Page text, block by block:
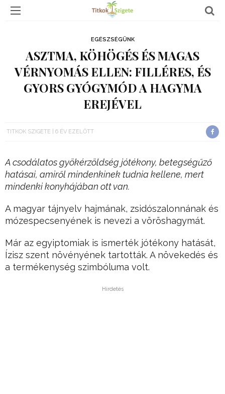
EGÉSZSÉGÜNK
ASZTMA, KÖHÖGÉS ÉS MAGAS
VÉRNYOMÁS ELLEN: FILLÉRES, ÉS
GYORS GYÓGYMÓD A HAGYMA
EREJÉVEL
TITKOK SZIGETE 6 ÉV EZELŐTT
A csodálatos gyökérzöldség jótékony, betegségűző
hatásai, amiről mindenkinek tudnia kellene, mert
mindenki konyhájában ott van.
A magyar tájnyelv hajmának, zsidószalonnának és
mózespecsenyének is nevezi a vöröshagymát.
Már az egyiptomiak is ismerték jótékony hatását,
Ízisz szent növényének tartották. A növekedés és
a termékenység szimbóluma volt.
Hirdetés